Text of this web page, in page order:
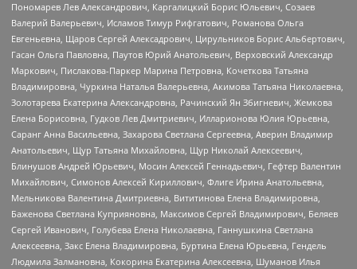
Пономарев Лев Александрович, Каргалицкий Борис Юльевич, Созаев
Валерий Валерьевич, Исламов Тимур Рифгатович, Романова Ольга
Евгеньевна, Щаров Сергей Алексадрович, Цирульников Борис Альбертович,
Гасан Ольга Павловна, Паутов Юрий Анатольевич, Верховский Александр
Маркович, Пислакова-Паркер Марина Петровна, Кочеткова Татьяна
Владимировна, Чуркина Наталья Валерьевна, Акимова Татьяна Николаевна,
Золотарева Екатерина Александровна, Рачинский Ян Збигневич, Жемкова
Елена Борисовна, Гудков Лев Дмитриевич, Илларионова Юлия Юрьевна,
Саранг Анна Васильевна, Захарова Светлана Сергеевна, Аверин Владимир
Анатольевич, Щур Татьяна Михайловна, Щур Николай Алексеевич,
Блинушов Андрей Юрьевич, Мосин Алексей Геннадьевич, Гефтер Валентин
Михайлович, Симонов Алексей Кириллович, Флиге Ирина Анатольевна,
Мельникова Валентина Дмитриевна, Вититинова Елена Владимировна,
Баженова Светлана Куприяновна, Максимов Сергей Владимирович, Беляев
Сергей Иванович, Голубева Елена Николаевна, Ганнушкина Светлана
Алексеевна, Закс Елена Владимировна, Буртина Елена Юрьевна, Гендель
Людмила Залмановна, Кокорина Екатерина Алексеевна, Шуманов Илья